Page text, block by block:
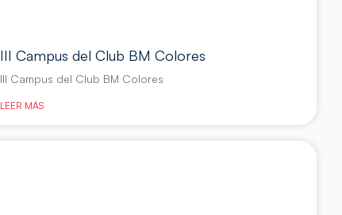
III Campus del Club BM Colores
III Campus del Club BM Colores
LEER MÁS